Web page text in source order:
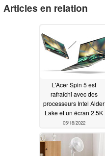
Articles en relation
L'Acer Spin 5 est
rafraîchi avec des
processeurs Intel Alder
Lake et un écran 2.5K
05/18/2022